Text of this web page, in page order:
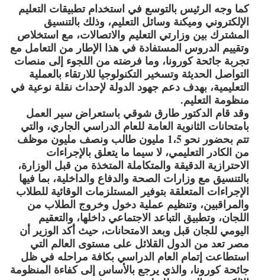
كما وجه الرئيس بالتوسع في استخدام تطبيقات التعليم
الإلكتروني وميكنة وسائل التعليم، وذلك بالتنسيق
المشترك بين وزارتي التعليم والاتصالات، مع استخلاص
وتقييم الدروس المستفادة في هذا الإطار من التعامل مع
تجربة جائحة كورونا، وما فرضته من اللجوء إلى منصات
التواصل الحديثة وتسخير التكنولوجيا للارتقاء بالعملية
التعليمية، بهدف دعم جهود الدولة لإحداث نقلة نوعية في
منظومة التعليم.
وقد قام الدكتور طارق شوقي باستعراض سير العمل
بامتحانات الثانوية العامة للعام الدراسي الجاري، والتي
تتم بحضور نحو 1،5 مليون طالب ونصف مليون موظف
من الكادر التعليمي، لا سيما ما يتعلق بالإجراءات
الاحترازية الدقيقة والمتكاملة المتخذة من قبل الوزارة،
بالتنسيق مع وزارات الصحة والدفاع والداخلية، بما فيها
الإجراءات المتعلقة بتوفير المستلزمات الوقائية للطلاب
والمراقبين، وتنظيم عملية دخول وخروج الطلاب من
اللجان، وتطبيق التباعد الاجتماعي داخلها، والتعقيم
اليومي للجان قبل وبعد الامتحانات، حيث أكد الوزير أن
مصر تعد من الدول القلائل على مستوى العالم التي
استطاعت إتمام العام الدراسي بكافة مراحله في ظل
جائحة كورونا، والذي يرجع بالأساس إلى كفاءة المنظومة